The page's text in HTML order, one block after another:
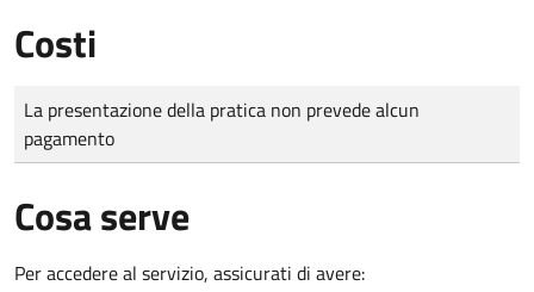
Costi
Tipo di pagamento
Importo
La presentazione della pratica non prevede alcun
pagamento
Cosa serve
Per accedere al servizio, assicurati di avere: